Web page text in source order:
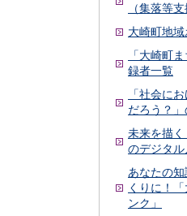
（集落等支
大崎町地
「大崎町
録者一覧
「社会に
だろう？
未来を描
のデジタ
あなたの
くりに！
ンク」